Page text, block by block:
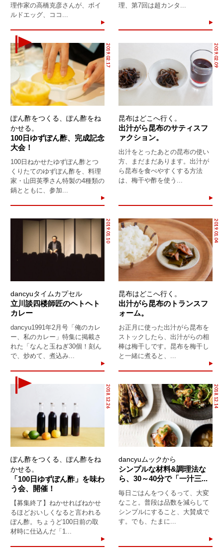
理作家の高橋克彦さんが、ボイ
ルドエッグ、ココ...
理、第7回は超カンタ...
2019.02.17
ぽん酢をつくる、ぽん酢をね
かせる。
100日ゆずぽん酢、完成記念
大会！
100日ねかせたゆずぽん酢とつ
くりたてのゆずぽん酢を、料理
家・山田英季さん特製の4種類の
鍋とともに、参加...
2019.02.09
昆布はどこへ行く。
出汁がら昆布のサティスフ
ァクション。
出汁をとったあとの昆布の使い
方、まだまだあります。出汁が
ら昆布を食べやすくする方法
は、梅干や酢を使う...
2019.01.10
dancyuタイムカプセル
立川談四楼師匠のヘトヘト
カレー
dancyu1991年2月号「俺のカレ
ー、私のカレー」特集に掲載さ
れた「なんと玉ねぎ30個！刻ん
で、炒めて、煮込み...
2019.01.04
昆布はどこへ行く。
出汁がら昆布のトランスフ
ォーム。
お正月に使った出汁がら昆布を
ストックしたら、出汁がらの相
棒は梅干しです。昆布を梅干し
と一緒に煮ると、...
2018.12.26
ぽん酢をつくる、ぽん酢をね
かせる。
「100日ゆずぽん酢」を味わ
う会、開催！
【募集終了】ねかせればねかせ
るほどおいしくなると言われる
ぽん酢。ちょうど100日前の取
材時に仕込んだ「1...
2018.12.14
dancyuムックから
シンプルな材料&調理法な
ら、30～40分で「一汁三...
毎日ごはんをつくるって、大変
なこと。普段は品数を減らして
シンプルにすること、大賛成で
す。でも、たまに...